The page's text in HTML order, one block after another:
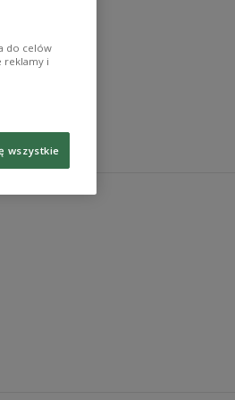
do celów
reklamy i
wszystkie